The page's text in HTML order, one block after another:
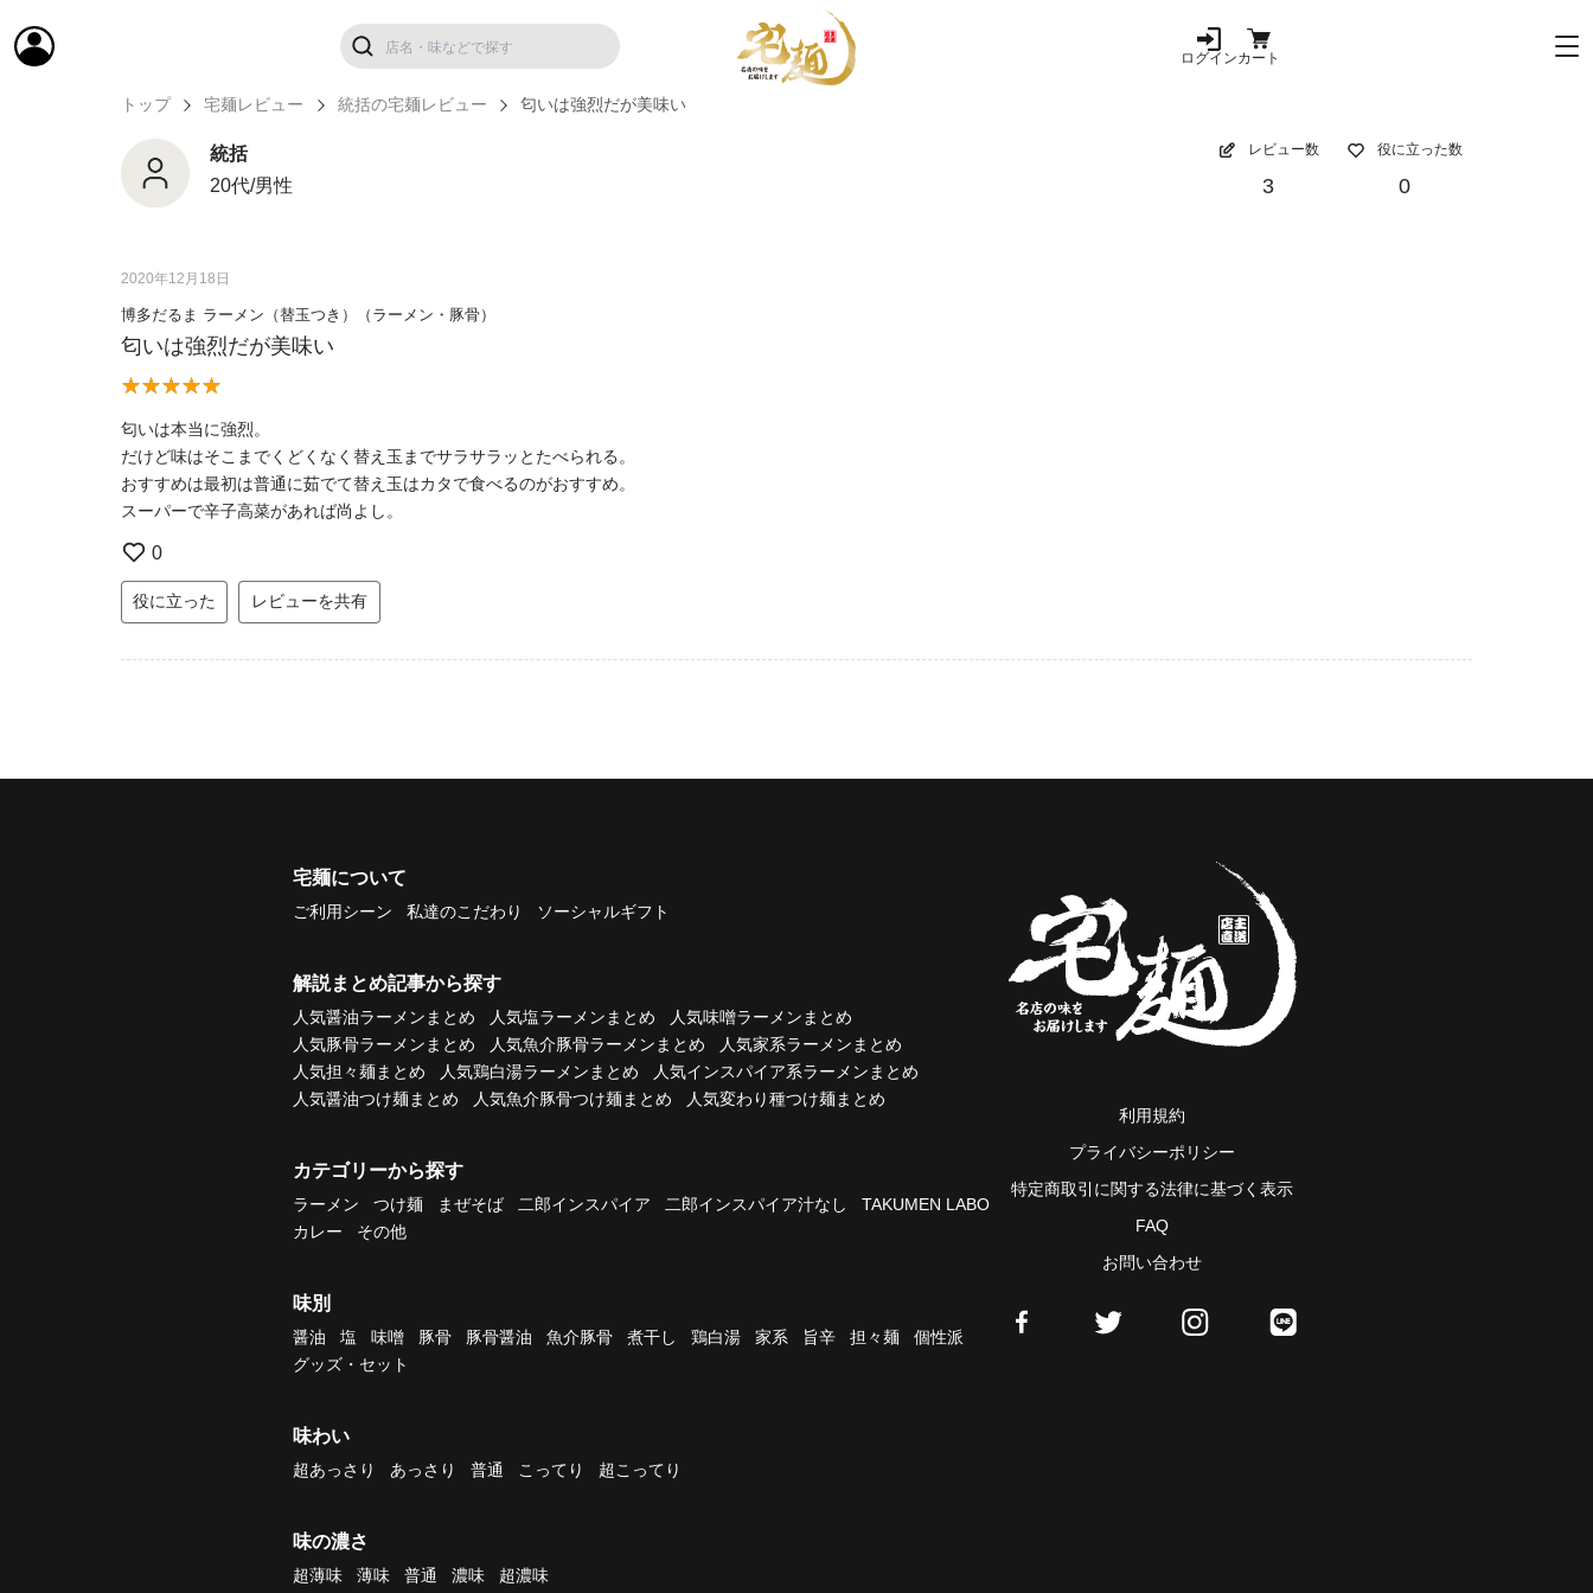
ログインカート
トップ 宅麺レビュー 統括の宅麺レビュー 匂いは強烈だが美味い
統括
20代/男性
レビュー数
3
役に立った数
0
2020年12月18日
博多だるま ラーメン（替玉つき）（ラーメン・豚骨）
匂いは強烈だが美味い
匂いは本当に強烈。
だけど味はそこまでくどくなく替え玉までサラサラッとたべられる。
おすすめは最初は普通に茹でて替え玉はカタで食べるのがおすすめ。
スーパーで辛子高菜があれば尚よし。
0
役に立った レビューを共有
宅麺について
ご利用シーン 私達のこだわり ソーシャルギフト
解説まとめ記事から探す
人気醤油ラーメンまとめ 人気塩ラーメンまとめ
人気味噌ラーメンまとめ
人気豚骨ラーメンまとめ
人気魚介豚骨ラーメンまとめ
人気家系ラーメンまとめ
人気担々麺まとめ
人気鶏白湯ラーメンまとめ
人気インスパイア系ラーメンまとめ
人気醤油つけ麺まとめ
人気魚介豚骨つけ麺まとめ 人気変わり種つけ麺まとめ
カテゴリーから探す
ラーメン つけ麺 まぜそば 二郎インスパイア 二郎インスパイア汁なし
TAKUMEN LABO
カレー
その他
味別
醤油 塩 味噌 豚骨 豚骨醤油 魚介豚骨 煮干し 鶏白湯 家系 旨辛 担々麺
個性派
グッズ・セット
味わい
超あっさり あっさり 普通 こってり 超こってり
味の濃さ
超薄味 薄味 普通 濃味 超濃味
利用規約
プライバシーポリシー
特定商取引に関する法律に基づく表示
FAQ
お問い合わせ